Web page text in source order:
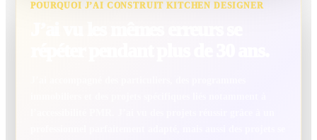
POURQUOI J’AI CONSTRUIT KITCHEN DESIGNER